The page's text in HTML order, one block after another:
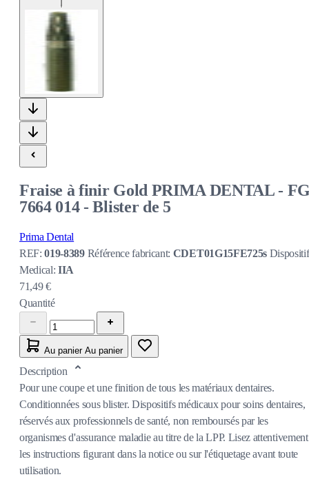
Fraise à finir Gold PRIMA DENTAL -
7664 014 - Blister de 5
Prima Dental
REF:019-8389 Référence fabricant: CDET01G15FE725s Dispositif
Medical:IIA
71,49 €
Quantité
Au panier Au panier
Description
Pour une coupe et une finition de tous les matériaux dentaires.
Conditionnées sous blister. Dispositifs médicaux pour soins dentaires,
réservés aux professionnels de santé, non remboursés par les
organismes d'assurance maladie au titre de la LPP. Lisez attentivement
les instructions figurant dans la notice ou sur l'étiquetage avant toute
utilisation.